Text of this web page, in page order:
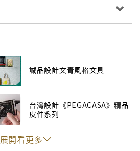
誠品設計文青風格文具
台灣設計《PEGACASA》精品
皮件系列
展開看更多